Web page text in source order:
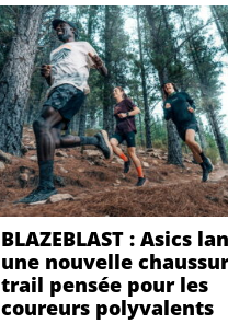
BLAZEBLAST : Asics
une nouvelle
trail pensée pour les
coureurs polyvalents